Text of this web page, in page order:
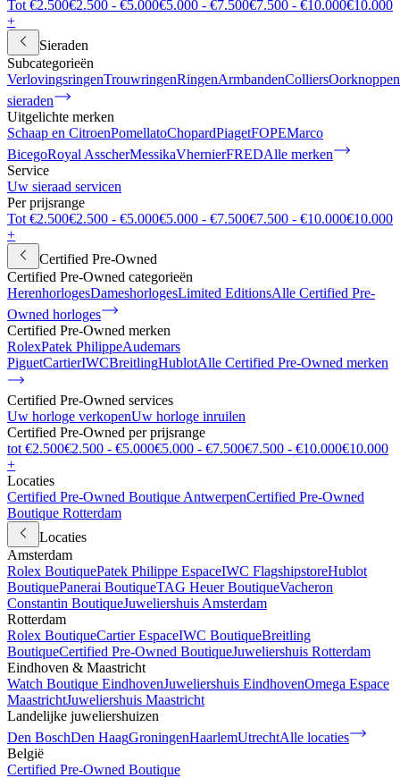
Tot €2.500€2.500 - €5.000€5.000 - €7.500€7.500 - €10.000€10.000
+
Sieraden
Subcategorieën
VerlovingsringenTrouwringenRingenArmbandenColliersOorknoppen
sieraden
Uitgelichte merken
Schaap en CitroenPomellatoChopardPiagetFOPEMarco
BicegoRoyal AsscherMessikaVhernierFREDAlle merken
Service
Uw sieraad servicen
Per prijsrange
Tot €2.500€2.500 - €5.000€5.000 - €7.500€7.500 - €10.000€10.000
+
Certified Pre-Owned
Certified Pre-Owned categorieën
HerenhorlogesDameshorlogesLimited EditionsAlle Certified Pre-
Owned horloges
Certified Pre-Owned merken
RolexPatek PhilippeAudemars
PiguetCartierIWCBreitlingHublotAlle Certified Pre-Owned merken
Certified Pre-Owned services
Uw horloge verkopenUw horloge inruilen
Certified Pre-Owned per prijsrange
tot €2.500€2.500 - €5.000€5.000 - €7.500€7.500 - €10.000€10.000
+
Locaties
Certified Pre-Owned Boutique AntwerpenCertified Pre-Owned
Boutique Rotterdam
Locaties
Amsterdam
Rolex BoutiquePatek Philippe EspaceIWC FlagshipstoreHublot
BoutiquePanerai BoutiqueTAG Heuer BoutiqueVacheron
Constantin BoutiqueJuweliershuis Amsterdam
Rotterdam
Rolex BoutiqueCartier EspaceIWC BoutiqueBreitling
BoutiqueCertified Pre-Owned BoutiqueJuweliershuis Rotterdam
Eindhoven & Maastricht
Watch Boutique EindhovenJuweliershuis EindhovenOmega Espace
MaastrichtJuweliershuis Maastricht
Landelijke juweliershuizen
Den BoschDen HaagGroningenHaarlemUtrechtAlle locaties
België
Certified Pre-Owned Boutique